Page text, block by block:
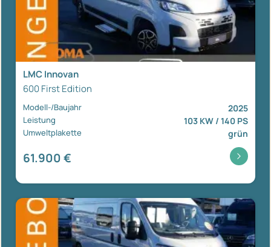
LMC Innovan
600 First Edition
Modell-/Baujahr 2025
Leistung 103 KW / 140 PS
Umweltplakette grün
61.900 €